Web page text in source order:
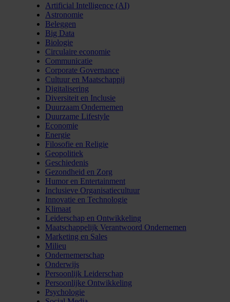
Artificial Intelligence (AI)
Astronomie
Beleggen
Big Data
Biologie
Circulaire economie
Communicatie
Corporate Governance
Cultuur en Maatschappij
Digitalisering
Diversiteit en Inclusie
Duurzaam Ondernemen
Duurzame Lifestyle
Economie
Energie
Filosofie en Religie
Geopolitiek
Geschiedenis
Gezondheid en Zorg
Humor en Entertainment
Inclusieve Organisatiecultuur
Innovatie en Technologie
Klimaat
Leiderschap en Ontwikkeling
Maatschappelijk Verantwoord Ondernemen
Marketing en Sales
Milieu
Ondernemerschap
Onderwijs
Persoonlijk Leiderschap
Persoonlijke Ontwikkeling
Psychologie